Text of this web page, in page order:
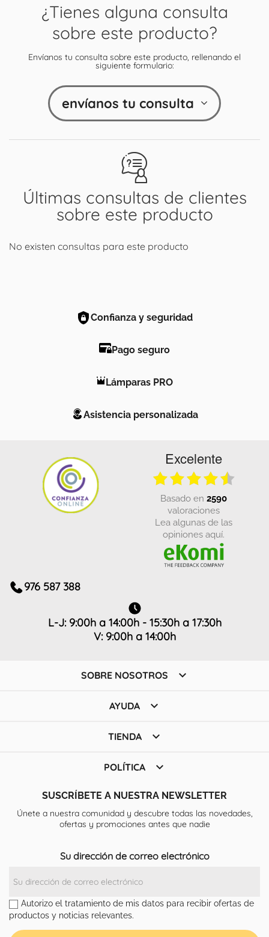
Últimas consultas de clientes
sobre este producto
No existen consultas para este producto
¿Tienes alguna consulta
sobre este producto?
Envíanos tu consulta sobre este producto, rellenando el
siguiente formulario:
envíanos tu consulta
Confianza y seguridad
Pago seguro
Lámparas PRO
Asistencia personalizada
Excelente
basado en 2590
valoraciones
Lea algunas de las
opiniones aquí.
976 587 388
L-J: 9:00h a 14:00h - 15:30h a 17:30h
V: 9:00h a 14:00h
SOBRE NOSOTROS 
AYUDA 
TIENDA 
POLÍTICA 
SUSCRÍBETE A NUESTRA NEWSLETTER
Únete a nuestra comunidad y descubre todas las novedades,
ofertas y promociones antes que nadie
Su dirección de correo electrónico
Autorizo el tratamiento de mis datos para recibir ofertas de
productos y noticias relevantes.